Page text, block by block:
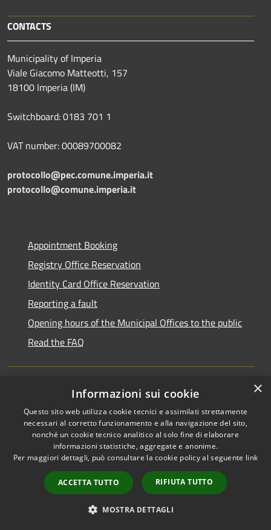
CONTACTS
Municipality of Imperia
Viale Giacomo Matteotti, 157
18100 Imperia (IM)
Switchboard: 0183 701 1
VAT number: 00089700082
protocollo@pec.comune.imperia.it
protocollo@comune.imperia.it
Appointment Booking
Registry Office Reservation
Identity Card Office Reservation
Reporting a fault
Opening hours of the Municipal Offices to the public
Read the FAQ
Transparent administration
Public Notice Board
pagoPa
Privacy Policy
Legal notes
Accessibility Statement
×
Informazioni sui cookie
Questo sito web utilizza cookie tecnici e assimilati strettamente
necessari al corretto funzionamento e alla navigazione del sito,
nonché un cookie tecnico analitico al solo fine di elaborare
informazioni statistiche, aggregate e anonime.
Per maggiori dettagli, può consultare la cookie policy al seguente link
ACCETTA TUTTO RIFIUTA TUTTO
MOSTRA DETTAGLI